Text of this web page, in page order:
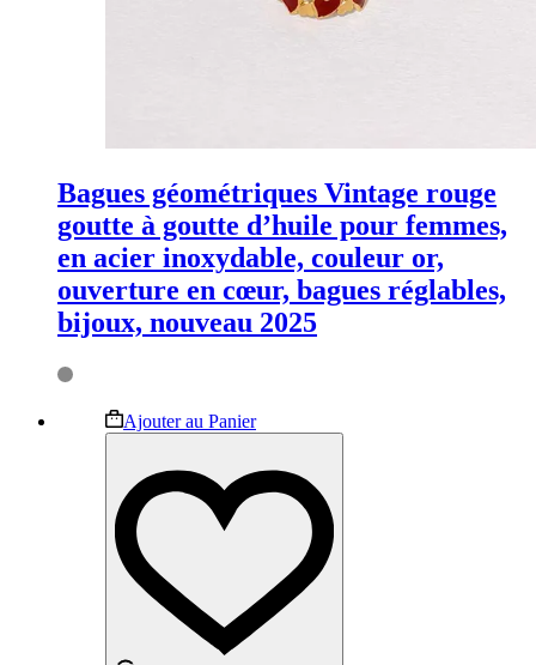
Bagues géométriques Vintage rouge
goutte à goutte d’huile pour femmes,
en acier inoxydable, couleur or,
ouverture en cœur, bagues réglables,
bijoux, nouveau 2025
Ajouter au PanierCe
produit
plusieurs
variations.
options
peuvent
être
choisies
sur